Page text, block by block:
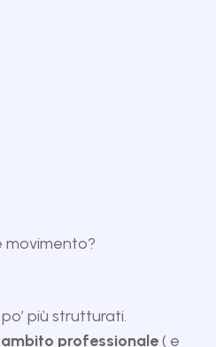
movimento?
più strutturati.
professionale( e